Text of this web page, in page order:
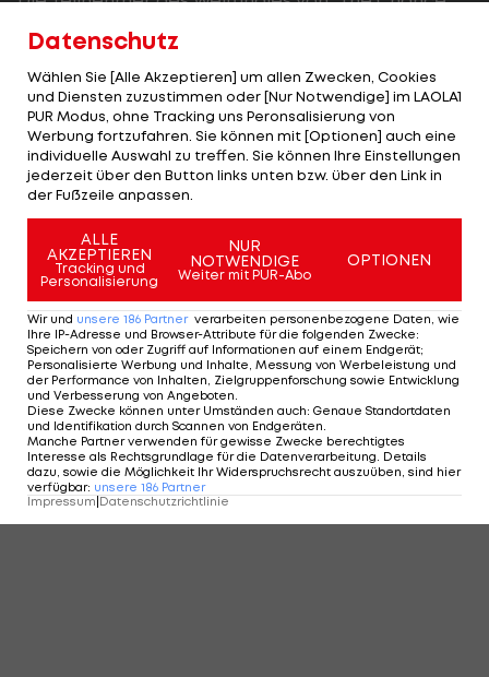
2012" auf Schnitzeljagd durch Barcelona.
1 VON 8
KOMMENTARE
Datenschutz
Wählen Sie [Alle Akzeptieren] um allen Zwecken, Cookies
und Diensten zuzustimmen oder [Nur Notwendige] im LAOLA1
PUR Modus, ohne Tracking uns Peronsalisierung von
Werbung fortzufahren. Sie können mit [Optionen] auch eine
individuelle Auswahl zu treffen. Sie können Ihre Einstellungen
jederzeit über den Button links unten bzw. über den Link in
der Fußzeile anpassen.
ALLE
AKZEPTIEREN
Tracking und
Personalisierung
NUR
NOTWENDIGE
Weiter mit PUR-Abo
OPTIONEN
Wir und unsere 186 Partner verarbeiten personenbezogene Daten, wie
Ihre IP-Adresse und Browser-Attribute für die folgenden Zwecke:
Speichern von oder Zugriff auf Informationen auf einem Endgerät;
Personalisierte Werbung und Inhalte, Messung von Werbeleistung und
der Performance von Inhalten, Zielgruppenforschung sowie Entwicklung
und Verbesserung von Angeboten.
Diese Zwecke können unter Umständen auch: Genaue Standortdaten
und Identifikation durch Scannen von Endgeräten.
Manche Partner verwenden für gewisse Zwecke berechtigtes
Interesse als Rechtsgrundlage für die Datenverarbeitung. Details
dazu, sowie die Möglichkeit Ihr Widerspruchsrecht auszuüben, sind hier
verfügbar: unsere 186 Partner
Impressum Datenschutzrichtlinie